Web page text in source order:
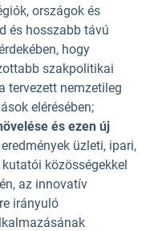
országok és
és hosszabb távú
hogy
szakpolitikai
tervezett nemzetileg
elérésében;
és ezen új
üzleti, ipari,
közösségekkel
az innovatív
irányuló